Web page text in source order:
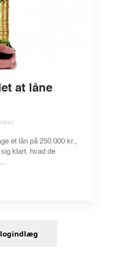
at låne
et lån på 250.000 kr.,
klart, hvad de